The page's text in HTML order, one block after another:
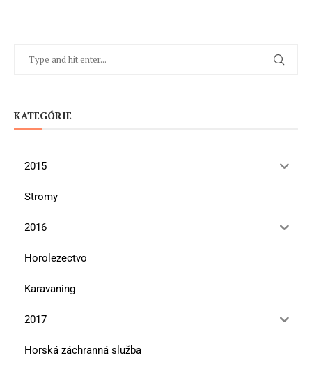
KATEGÓRIE
2015
Stromy
2016
Horolezectvo
Karavaning
2017
Horská záchranná služba